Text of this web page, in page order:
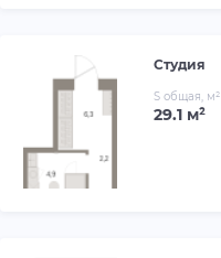
Студия
S общая, м²
29.1 м²